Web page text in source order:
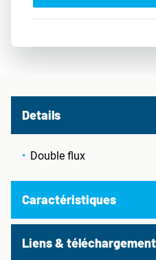
Details
Double flux
Caractéristiques
Liens &